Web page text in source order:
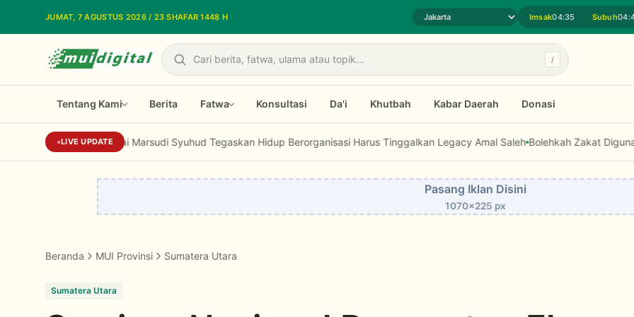
JUMAT, 7 AGUSTUS 2026 / 23 SHAFAR 1448 H Pilih daerah jadwal sholat Imsak04:35 Subuh
Cari
/
Tentang Kami Berita Fatwa Konsultasi Da'i Khutbah Kabar Daerah Donasi
LIVE UPDATE
Kiai Marsudi Syuhud Tegaskan Hidup Berorganisasi Harus Tinggalkan Legacy Amal Saleh Bolehkah Zakat Digunakan
Pasang Iklan Disini
1070x225 px
Beranda MUI Provinsi Sumatera Utara
Sumatera Utara